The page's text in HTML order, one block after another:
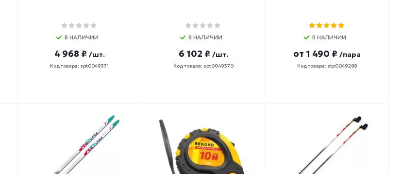
В НАЛИЧИИ
4 968 ₽ /шт.
Код товара: spt0049371
В НАЛИЧИИ
6 102 ₽ /шт.
Код товара: spt0049370
В НАЛИЧИИ
от 1 490 ₽ /пара
Код товара: stp0049288